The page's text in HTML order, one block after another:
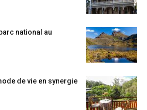
national au
de vie en synergie